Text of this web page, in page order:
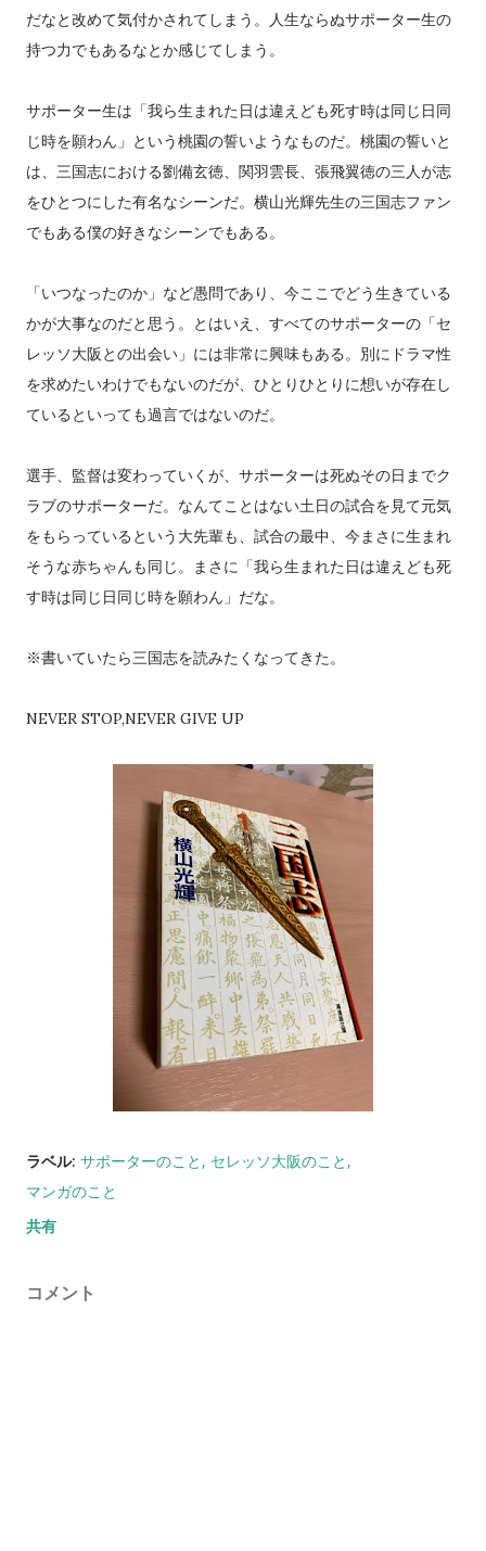
だなと改めて気付かされてしまう。人生ならぬサポーター生の
持つ力でもあるなとか感じてしまう。
サポーター生は「我ら生まれた日は違えども死す時は同じ日同
じ時を願わん」という桃園の誓いようなものだ。桃園の誓いと
は、三国志における劉備玄徳、関羽雲長、張飛翼徳の三人が志
をひとつにした有名なシーンだ。横山光輝先生の三国志ファン
でもある僕の好きなシーンでもある。
「いつなったのか」など愚問であり、今ここでどう生きている
かが大事なのだと思う。とはいえ、すべてのサポーターの「セ
レッソ大阪との出会い」には非常に興味もある。別にドラマ性
を求めたいわけでもないのだが、ひとりひとりに想いが存在し
ているといっても過言ではないのだ。
選手、監督は変わっていくが、サポーターは死ぬその日までク
ラブのサポーターだ。なんてことはない土日の試合を見て元気
をもらっているという大先輩も、試合の最中、今まさに生まれ
そうな赤ちゃんも同じ。まさに「我ら生まれた日は違えども死
す時は同じ日同じ時を願わん」だな。
※書いていたら三国志を読みたくなってきた。
NEVER STOP,NEVER GIVE UP
ラベル: サポーターのこと
セレッソ大阪のこと
マンガのこと
共有
コメント